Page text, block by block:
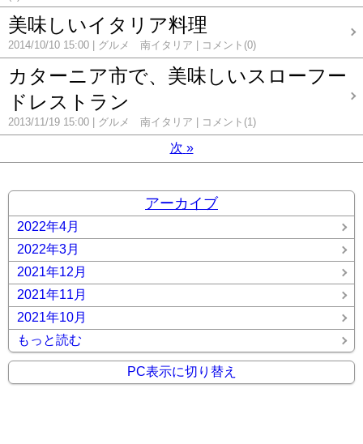
美味しいイタリア料理
2014/10/10 15:00 グルメ 南イタリア コメント(0)
カターニア市で、美味しいスローフー
ドレストラン
2013/11/19 15:00 グルメ 南イタリア コメント(1)
次 »
アーカイブ
2022年4月
2022年3月
2021年12月
2021年11月
2021年10月
もっと読む
PC表示に切り替え